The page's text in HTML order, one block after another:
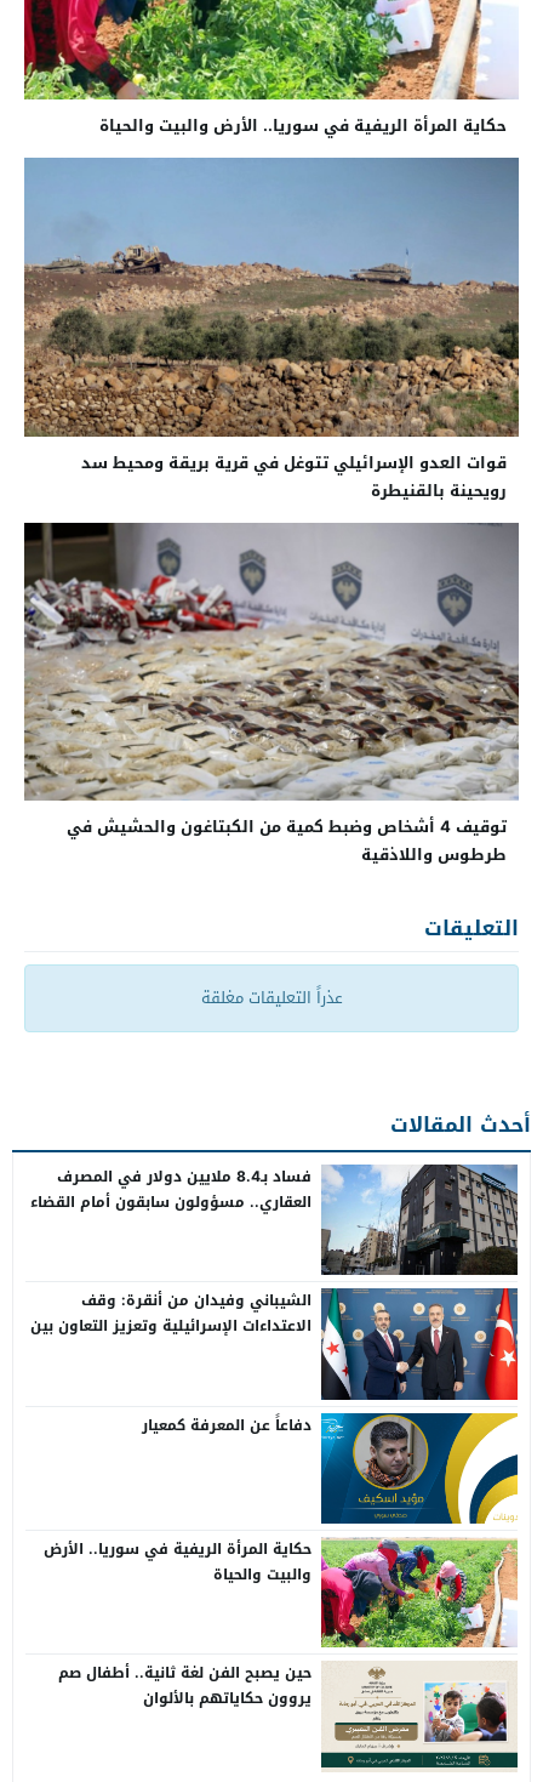
حكاية المرأة الريفية في سوريا.. الأرض والبيت والحياة
قوات العدو الإسرائيلي تتوغل في قرية بريقة ومحيط سد
رويحينة بالقنيطرة
توقيف 4 أشخاص وضبط كمية من الكبتاغون والحشيش في
طرطوس واللاذقية
التعليقات
عذراً التعليقات مغلقة
أحدث المقالات
فساد بـ8.4 ملايين دولار في المصرف
العقاري.. مسؤولون سابقون أمام القضاء
الشيباني وفيدان من أنقرة: وقف
الاعتداءات الإسرائيلية وتعزيز التعاون بين
دفاعاً عن المعرفة كمعيار
حكاية المرأة الريفية في سوريا.. الأرض
والبيت والحياة
حين يصبح الفن لغة ثانية.. أطفال صم
يروون حكاياتهم بالألوان